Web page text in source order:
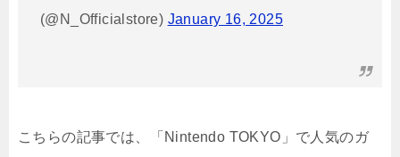
(@N_Officialstore) January 16, 2025
こちらの記事では、「Nintendo TOKYO」で人気のガ